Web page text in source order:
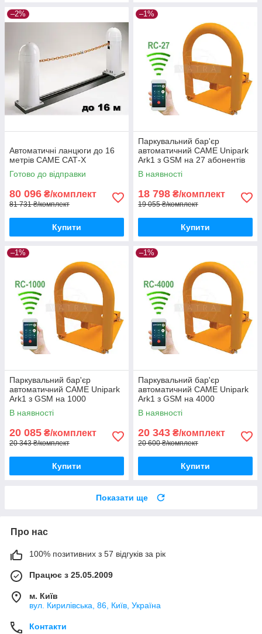
–2%
Автоматичні ланцюги до 16
метрів CAME САТ-X
Готово до відправки
80 096 ₴/комплект
81 731 ₴/комплект
Купити
–1%
Паркувальний бар'єр
автоматичний CAME Unipark
Ark1 з GSM на 27 абонентів
В наявності
18 798 ₴/комплект
19 055 ₴/комплект
Купити
–1%
Паркувальний бар'єр
автоматичний CAME Unipark
Ark1 з GSM на 1000
абонентів
В наявності
20 085 ₴/комплект
20 343 ₴/комплект
Купити
–1%
Паркувальний бар'єр
автоматичний CAME Unipark
Ark1 з GSM на 4000
абонентів
В наявності
20 343 ₴/комплект
20 600 ₴/комплект
Купити
Показати ще
Про нас
100% позитивних з 57 відгуків за рік
Працює з 25.05.2009
м. Київ
вул. Кирилівська, 86, Київ, Україна
Контакти